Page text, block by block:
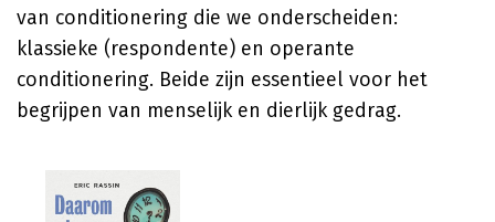
van conditionering die we onderscheiden:
klassieke (respondente) en operante
conditionering. Beide zijn essentieel voor het
begrijpen van menselijk en dierlijk gedrag.